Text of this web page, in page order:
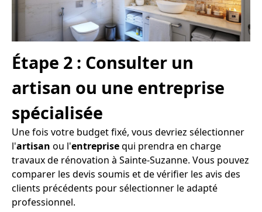
Étape 2 : Consulter un
artisan ou une entreprise
spécialisée
Une fois votre budget fixé, vous devriez sélectionner
l'artisan ou l'entreprisequi prendra en charge
travaux de rénovation à Sainte-Suzanne. Vous pouvez
comparer les devis soumis et de vérifier les avis des
clients précédents pour sélectionner le adapté
professionnel.